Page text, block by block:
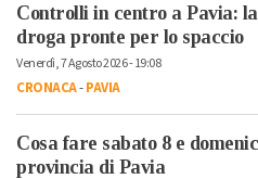
Controlli in centro a Pavia:
droga pronte per lo spaccio
Venerdì, 7 Agosto 2026 - 19:08
CRONACA-PAVIA
Cosa fare sabato 8 e
provincia di Pavia